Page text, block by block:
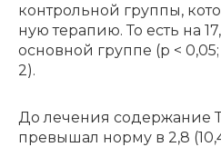
кон­троль­ной груп­пы,
ную те­ра­пию. То есть на
основ­ной груп­пе (p <
2).
До ле­че­ния со­дер­жа­ние
пре­вы­шал нор­му в 2,8